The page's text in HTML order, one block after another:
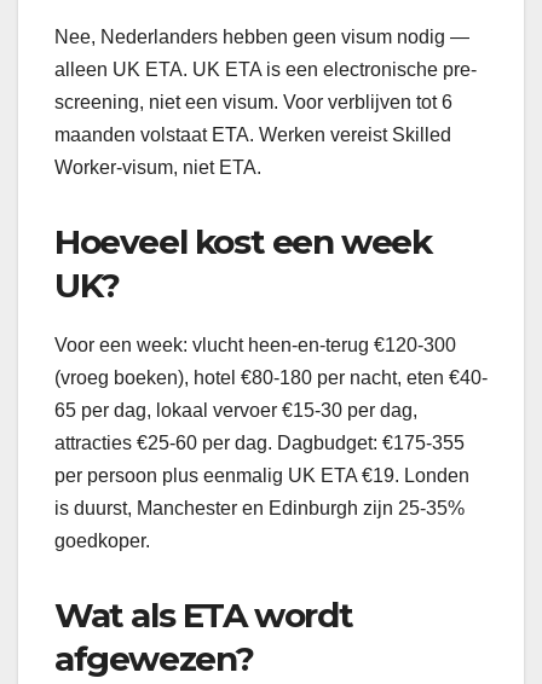
Nee, Nederlanders hebben geen visum nodig —
alleen UK ETA. UK ETA is een electronische pre-
screening, niet een visum. Voor verblijven tot 6
maanden volstaat ETA. Werken vereist Skilled
Worker-visum, niet ETA.
Hoeveel kost een week
UK?
Voor een week: vlucht heen-en-terug €120-300
(vroeg boeken), hotel €80-180 per nacht, eten €40-
65 per dag, lokaal vervoer €15-30 per dag,
attracties €25-60 per dag. Dagbudget: €175-355
per persoon plus eenmalig UK ETA €19. Londen
is duurst, Manchester en Edinburgh zijn 25-35%
goedkoper.
Wat als ETA wordt
afgewezen?